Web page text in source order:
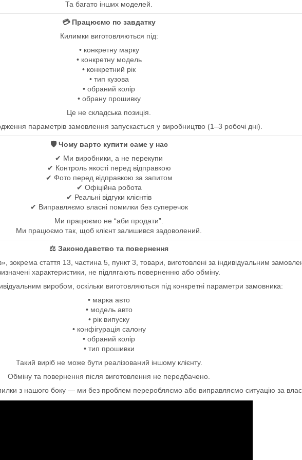
Та багато інших моделей.
💳 Працюємо по завдатку
Килимки виготовляються під:
• конкретну марку
• конкретну модель
• конкретний рік
• тип кузова
• обраний колір
• обрану прошивку
Це не складська позиція.
параметрів замовлення запускається у виробництво (1–3 робочі дні).
🛡 Чому варто купити саме у нас
✔ Ми виробники, а не перекупи
✔ Контроль якості перед відправкою
✔ Фото перед відправкою за запитом
✔ Офіційна робота
✔ Реальні відгуки клієнтів
✔ Виправляємо власні помилки без суперечок
Ми працюємо не “аби продати”.
Ми працюємо так, щоб клієнт залишився задоволений.
⚖ Законодавство та повернення
зокрема стаття 13, частина 5, пункт 3, товари, виготовлені за індивідуальним
характеристики, не підлягають поверненню або обміну.
виробом, оскільки виготовляються під конкретні параметри замовника:
• марка авто
• модель авто
• рік випуску
• конфігурація салону
• обраний колір
• тип прошивки
Такий виріб не може бути реалізований іншому клієнту.
Обміну та повернення після виготовлення не передбачено.
з нашого боку — ми без проблем переробляємо або виправляємо ситуацію за